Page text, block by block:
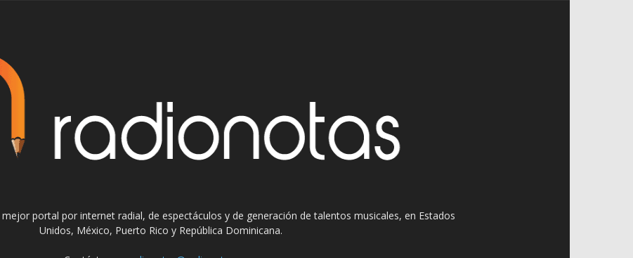
portal por internet radial, de espectáculos y de generación de talentos musicales, en Estados
Unidos, México, Puerto Rico y República Dominicana.